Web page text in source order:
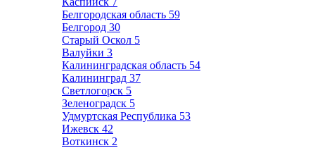
Белгородская область 59
Белгород 30
Старый Оскол 5
Валуйки 3
Калининградская область 54
Калининград 37
Светлогорск 5
Зеленоградск 5
Удмуртская Республика 53
Ижевск 42
Воткинск 2